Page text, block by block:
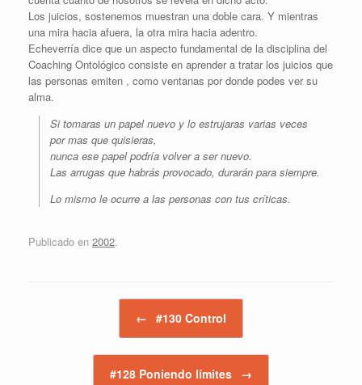
Los juicios, sostenemos muestran una doble cara. Y mientras
una mira hacia afuera, la otra mira hacia adentro.
Echeverría dice que un aspecto fundamental de la disciplina del
Coaching Ontológico consiste en aprender a tratar los juicios que
las personas emiten , como ventanas por donde podes ver su
alma.
Si tomaras un papel nuevo y lo estrujaras varias veces
por mas que quisieras,
nunca ese papel podría volver a ser nuevo.
Las arrugas que habrás provocado, durarán para siempre.
Lo mismo le ocurre a las personas con tus críticas.
Publicado en 2002.
← #130 Control
#128 Poniendo límites →